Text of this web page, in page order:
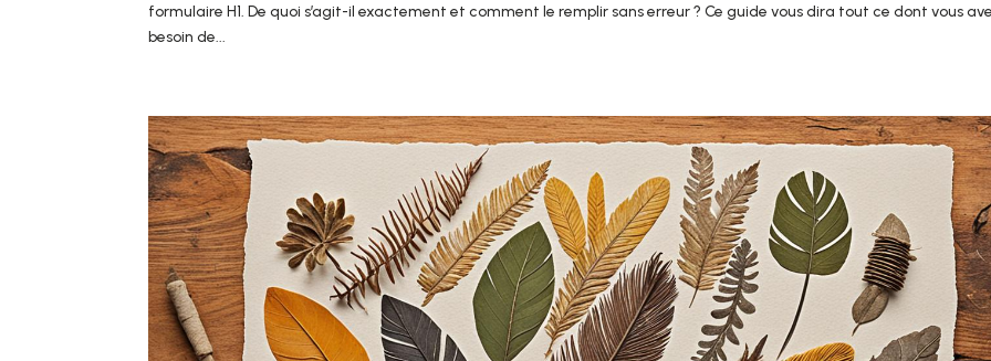
formulaire H1. De quoi s’agit-il exactement et comment le remplir sans erreur ? Ce guide vous dira tout ce dont vous
besoin de...